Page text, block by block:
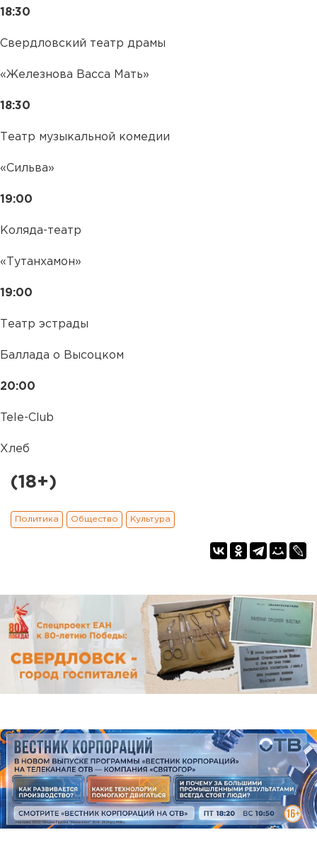
18:30
Свердловский театр драмы
«Железнова Васса Мать»
18:30
Театр музыкальной комедии
«Сильва»
19:00
Коляда-театр
«Тутанхамон»
19:00
Театр эстрады
Баллада о Высоцком
20:00
Tele-Club
Хлеб
(18+)
Политика Общество Культура